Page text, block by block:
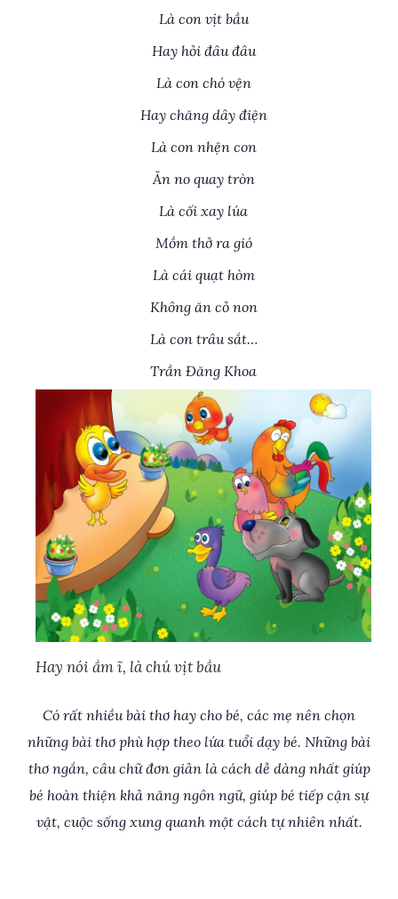
Là con vịt bầu
Hay hỏi đâu đâu
Là con chó vện
Hay chăng dây điện
Là con nhện con
Ăn no quay tròn
Là cối xay lúa
Mồm thở ra gió
Là cái quạt hòm
Không ăn cỏ non
Là con trâu sắt…
Trần Đăng Khoa
Hay nói ầm ĩ, là chú vịt bầu
Có rất nhiều bài thơ hay cho bé, các mẹ nên chọn
những bài thơ phù hợp theo lứa tuổi dạy bé. Những bài
thơ ngắn, câu chữ đơn giản là cách dễ dàng nhất giúp
bé hoàn thiện khả năng ngôn ngữ, giúp bé tiếp cận sự
vật, cuộc sống xung quanh một cách tự nhiên nhất.